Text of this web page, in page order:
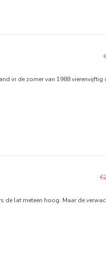
in de zomer van 1988 vierenvijftig
de lat meteen hoog. Maar de